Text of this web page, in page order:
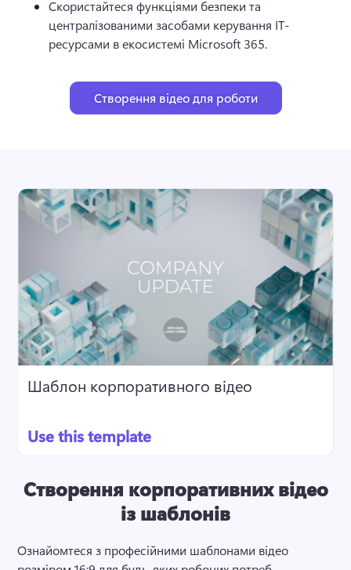
Скористайтеся функціями безпеки та
централізованими засобами керування ІТ-
ресурсами в екосистемі Microsoft 365.
Створення відео для роботи
Створення корпоративних відео
із шаблонів
Ознайомтеся з професійними шаблонами відео
Шаблон корпоративного відео
Use this template